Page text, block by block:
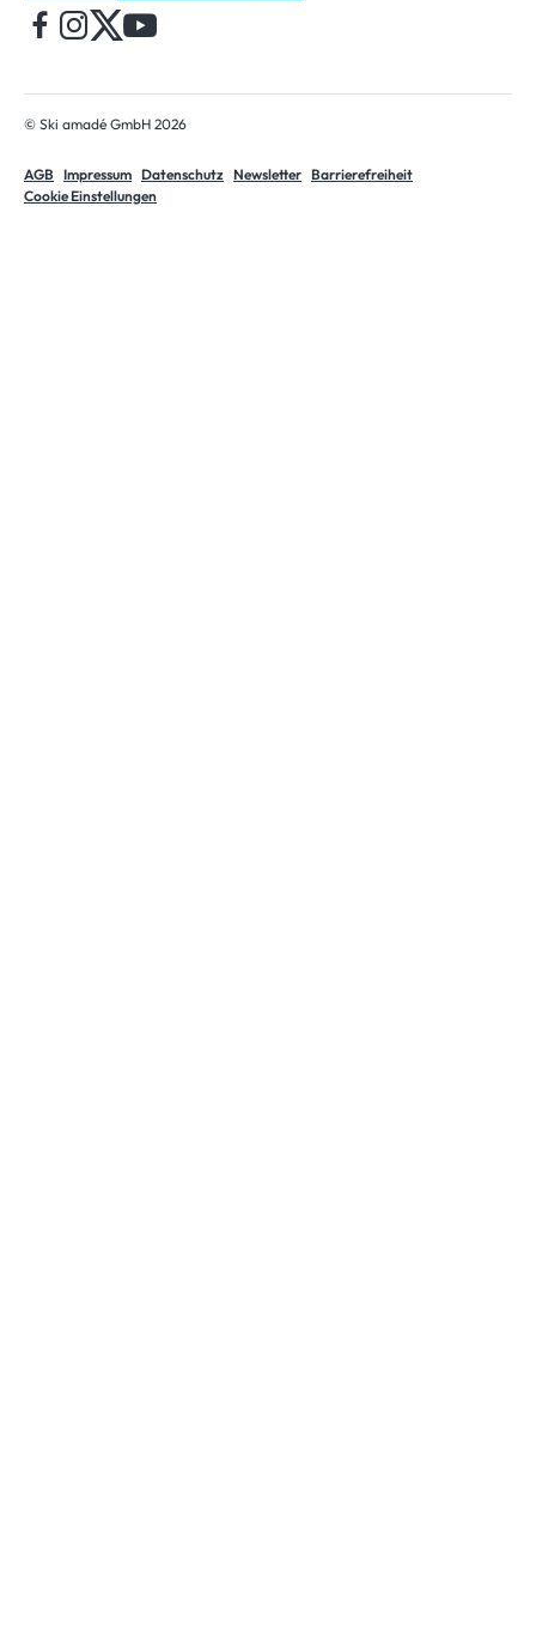
© Ski amadé GmbH 2026
AGB Impressum Datenschutz Newsletter Barrierefreiheit
Cookie Einstellungen